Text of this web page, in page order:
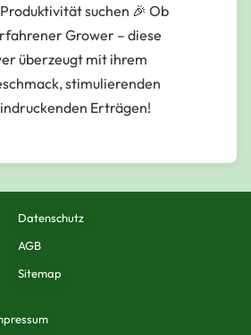
suchen 🎉 Ob
Grower – diese
überzeugt mit ihrem
stimulierenden
Erträgen!
Datenschutz
AGB
Sitemap